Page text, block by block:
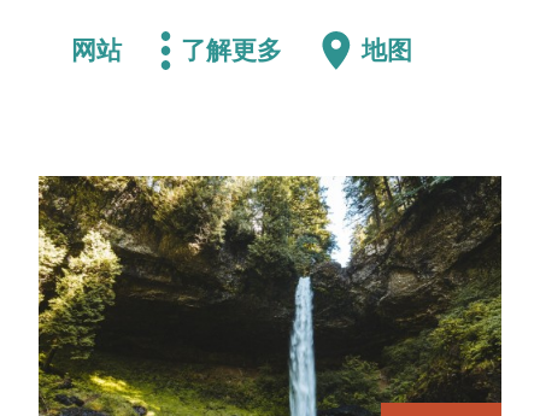
网站 了解更多 地图